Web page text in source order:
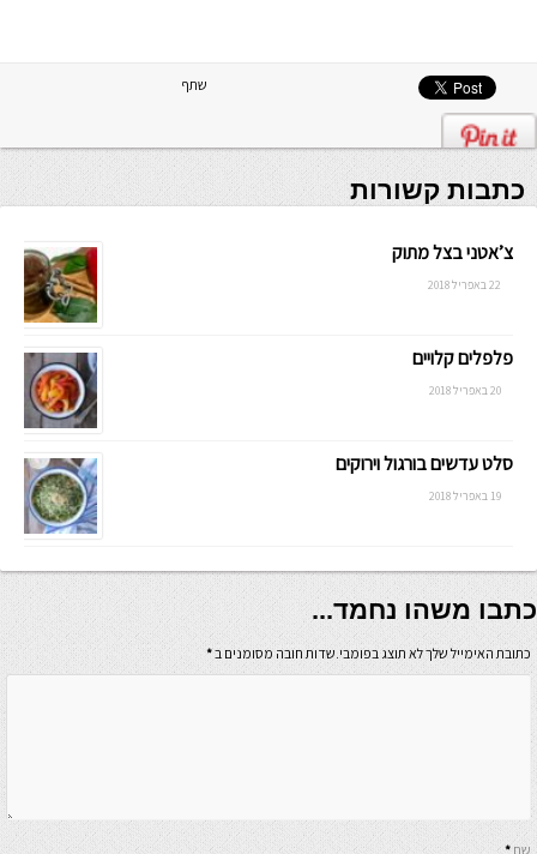
שתף
כתבות קשורות
צ’אטני בצל מתוק
22 באפריל 2018
פלפלים קלויים
20 באפריל 2018
סלט עדשים בורגול וירוקים
19 באפריל 2018
כתבו משהו נחמד...
כתובת האימייל שלך לא תוצג בפומבי.שדות חובה מסומנים ב*
שם *